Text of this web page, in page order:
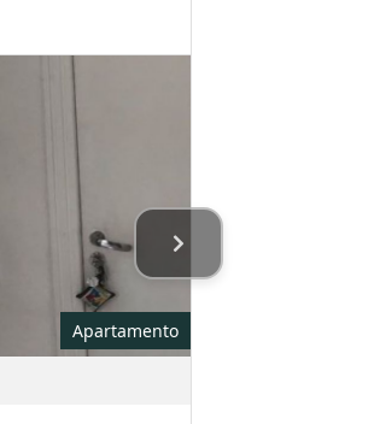
Apartamento